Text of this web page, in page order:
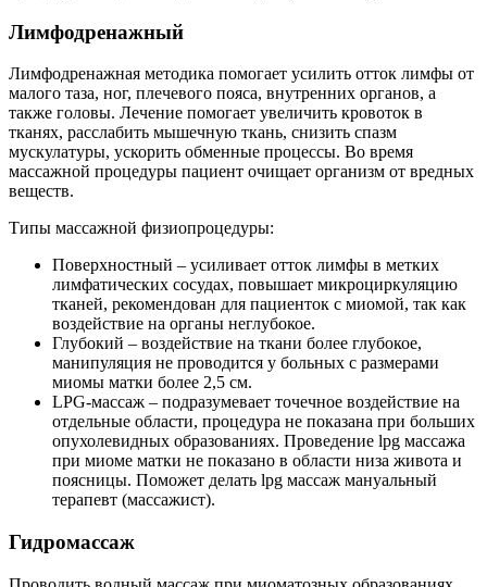
Лимфодренажный
Лимфодренажная методика помогает усилить отток лимфы от
малого таза, ног, плечевого пояса, внутренних органов, а
также головы. Лечение помогает увеличить кровоток в
тканях, расслабить мышечную ткань, снизить спазм
мускулатуры, ускорить обменные процессы. Во время
массажной процедуры пациент очищает организм от вредных
веществ.
Типы массажной физиопроцедуры:
Поверхностный – усиливает отток лимфы в метких
лимфатических сосудах, повышает микроциркуляцию
тканей, рекомендован для пациенток с миомой, так как
воздействие на органы неглубокое.
Глубокий – воздействие на ткани более глубокое,
манипуляция не проводится у больных с размерами
миомы матки более 2,5 см.
LPG-массаж – подразумевает точечное воздействие на
отдельные области, процедура не показана при больших
опухолевидных образованиях. Проведение lpg массажа
при миоме матки не показано в области низа живота и
поясницы. Поможет делать lpg массаж мануальный
терапевт (массажист).
Гидромассаж